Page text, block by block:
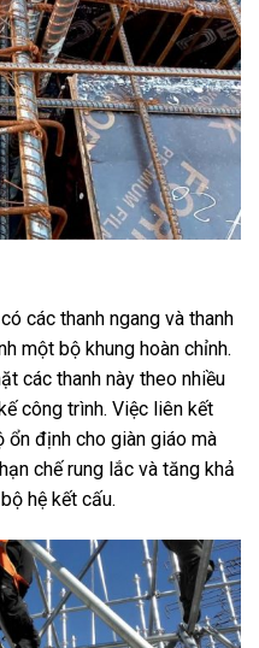
các thanh ngang và thanh
một bộ khung hoàn chỉnh.
các thanh này theo nhiều
công trình. Việc liên kết
định cho giàn giáo mà
chế rung lắc và tăng khả
hệ kết cấu.